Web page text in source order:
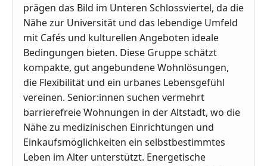
prägen das Bild im Unteren Schlossviertel, da die
Nähe zur Universität und das lebendige Umfeld
mit Cafés und kulturellen Angeboten ideale
Bedingungen bieten. Diese Gruppe schätzt
kompakte, gut angebundene Wohnlösungen,
die Flexibilität und ein urbanes Lebensgefühl
vereinen. Senior:innen suchen vermehrt
barrierefreie Wohnungen in der Altstadt, wo die
Nähe zu medizinischen Einrichtungen und
Einkaufsmöglichkeiten ein selbstbestimmtes
Leben im Alter unterstützt. Energetische